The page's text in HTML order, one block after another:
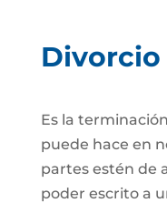
Divorcio
Es la
puede hace en
partes estén de
poder escrito a